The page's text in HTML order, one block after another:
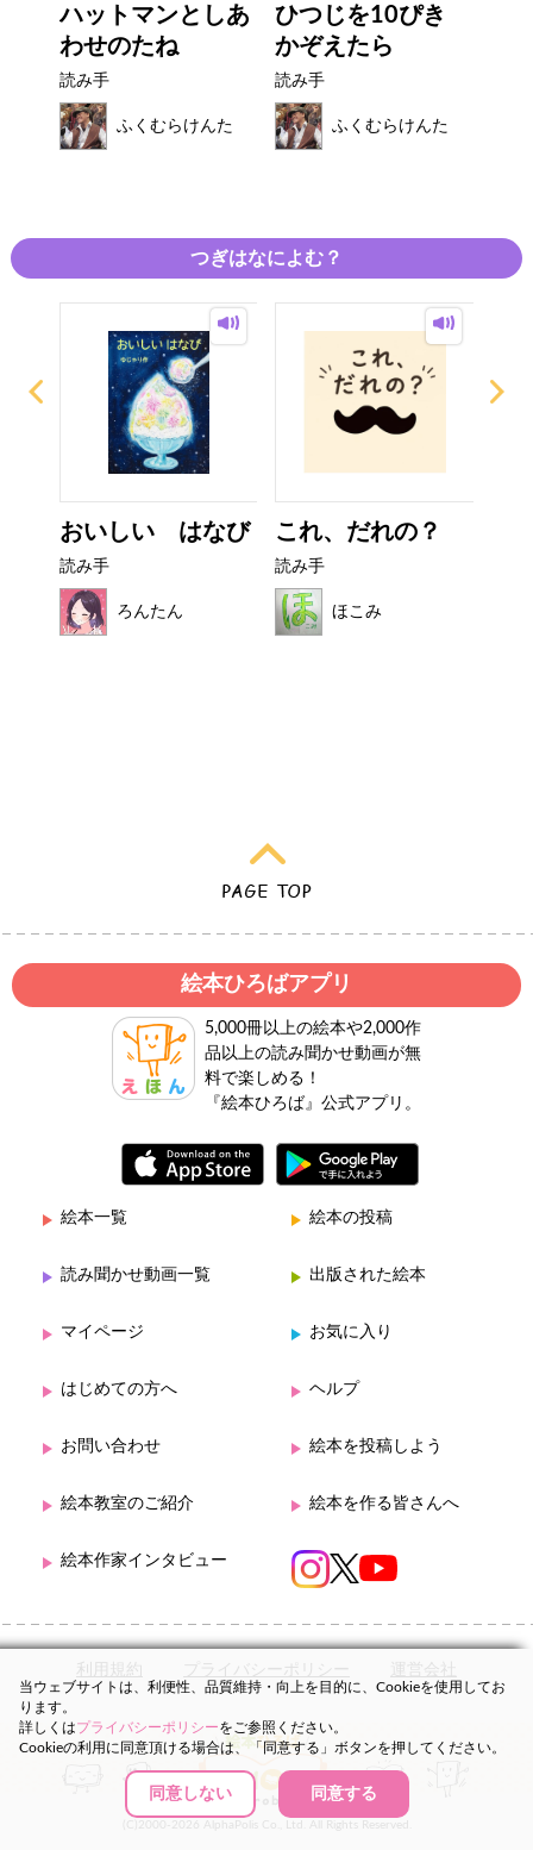
https://youtu.be/raaVTnbaxgo
作＆音楽 わたなべゆう
絵 つよしゆうこ
ハットマンとしあ
わせのたね
読み手
ふくむらけんた
ひつじを10ぴき
かぞえたら
読み手
ふくむらけんた
つぎはなによむ？
おいしい はなび
読み手
ろんたん
これ、だれの？
読み手
ほこみ
絵本ひろばアプリ
5,000冊以上の絵本や2,000作
品以上の読み聞かせ動画が無
料で楽しめる！
『絵本ひろば』公式アプリ。
絵本一覧 絵本の投稿
読み聞かせ動画一覧 出版された絵本
マイページ お気に入り
はじめての方へ ヘルプ
お問い合わせ 絵本を投稿しよう
絵本教室のご紹介 絵本を作る皆さんへ
絵本作家インタビュー
利用規約 プライバシーポリシー 運営会社
(C)2000-2026 AlphaPolis Co., Ltd. All Rights Reserved.
当ウェブサイトは、利便性、品質維持・向上を目的に、Cookieを使用してお
ります。
詳しくはプライバシーポリシーをご参照ください。
Cookieの利用に同意頂ける場合は、「同意する」ボタンを押してください。
同意しない 同意する